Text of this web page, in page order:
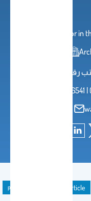
Professor in
publication Journal Article